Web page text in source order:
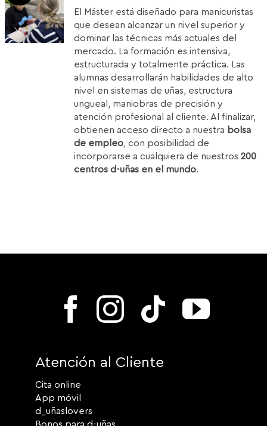
was:
1.850,00€.
is:
1.399,00€.
El Máster está diseñado para manicuristas
que desean alcanzar un nivel superior y
dominar las técnicas más actuales del
mercado. La formación es intensiva,
estructurada y totalmente práctica. Las
alumnas desarrollarán habilidades de alto
nivel en sistemas de uñas, estructura
ungueal, maniobras de precisión y
atención profesional al cliente. Al finalizar,
obtienen acceso directo a nuestra bolsa
de empleo, con posibilidad de
incorporarse a cualquiera de nuestros200
centros d-uñas en el mundo.
Atención al Cliente
Cita online
App móvil
d_uñaslovers